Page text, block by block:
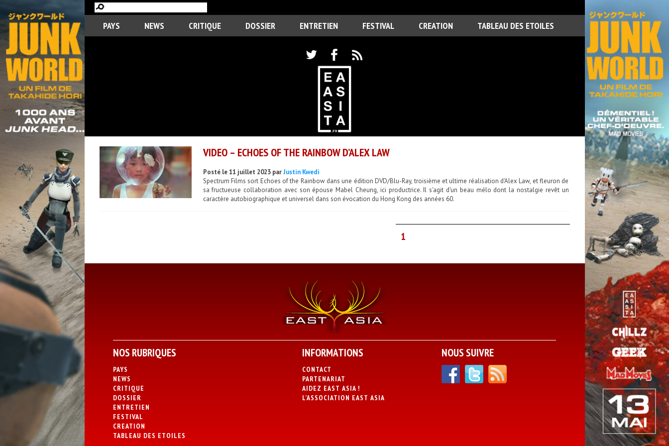
PAYS NEWS CRITIQUE DOSSIER ENTRETIEN FESTIVAL CREATION TABLEAU DES ETOILES
VIDEO – ECHOES OF THE RAINBOW D’ALEX LAW
Posté le 11 juillet 2023 parJustin Kwedi
Spectrum Films sort Echoes of the Rainbow dans une édition DVD/Blu-Ray, troisième et ultime réalisation d'Alex Law, et fleuron de
sa fructueuse collaboration avec son épouse Mabel Cheung, ici productrice. Il s'agit d'un beau mélo dont la nostalgie revêt un
caractère autobiographique et universel dans son évocation du Hong Kong des années 60.
1
NOS RUBRIQUES
PAYS
NEWS
CRITIQUE
DOSSIER
ENTRETIEN
FESTIVAL
CREATION
TABLEAU DES ETOILES
INFORMATIONS
CONTACT
PARTENARIAT
AIDEZ EAST ASIA !
L’ASSOCIATION EAST ASIA
NOUS SUIVRE